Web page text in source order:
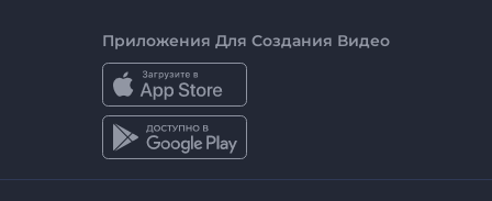
Приложения Для Создания Видео